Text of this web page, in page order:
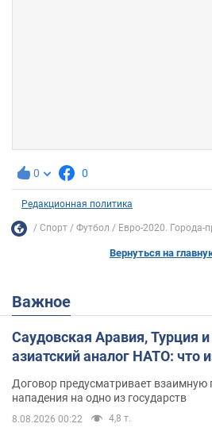
0 0
Редакционная политика
Спорт Футбол Евро-2020. Города-
Вернуться на
Важное
Саудовская Аравия, Турция
азиатский аналог НАТО: что
Договор предусматривает взаимную
нападения на одно из государств
8.08.2026 00:22 4,8 т.